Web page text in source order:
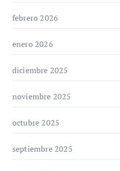
febrero 2026
enero 2026
diciembre 2025
noviembre 2025
octubre 2025
septiembre 2025